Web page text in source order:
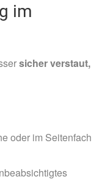
im
sicher verstaut,
oder im Seitenfach